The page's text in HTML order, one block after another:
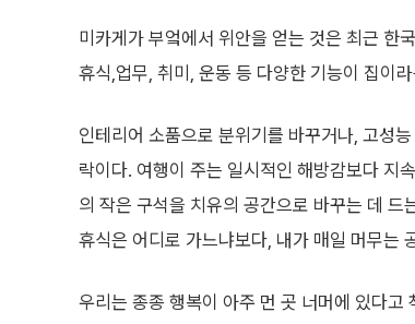
미카게가 부엌에서 위안을 얻는 것은 최근
휴식,업무, 취미, 운동 등 다양한 기능이 집이
인테리어 소품으로 분위기를 바꾸거나, 고성
락이다. 여행이 주는 일시적인 해방감보다 지
의 작은 구석을 치유의 공간으로 바꾸는 데
휴식은 어디로 가느냐보다, 내가 매일 머무는
우리는 종종 행복이 아주 먼 곳 너머에 있다